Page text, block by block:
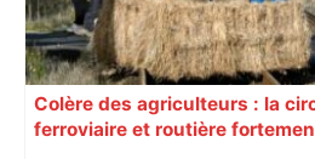
Colère des agriculteurs : la
ferroviaire et routière